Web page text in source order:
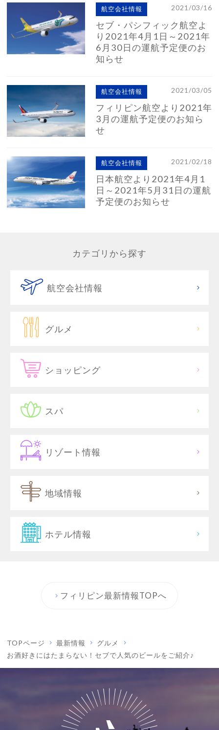
航空会社情報 2021/03/16
セブ・パシフィック航空よ
り2021年4月1日～2021年
6月30日の運航予定便のお
知らせ
航空会社情報 2021/03/05
フィリピン航空より2021年
3月の運航予定便のお知ら
せ
航空会社情報 2021/02/18
日本航空より2021年4月1
日～2021年5月31日の運航
予定便のお知らせ
カテゴリから探す
航空会社情報
グルメ
ショッピング
スパ
リゾート情報
地域情報
ホテル情報
フィリピン最新情報TOPへ
TOPページ 最新情報
グルメ
お酒好きにはたまらない！セブで人気のビールをご紹介♪